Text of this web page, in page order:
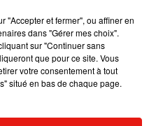
"Accepter et fermer", ou affiner en
dans "Gérer mes choix".
sur "Continuer sans
que pour ce site. Vous
votre consentement à tout
situé en bas de chaque page.